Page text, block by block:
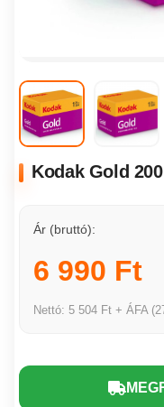
Kodak Gold
Ár (bruttó):
6 990 Ft
Nettó: 5 504 Ft + ÁFA